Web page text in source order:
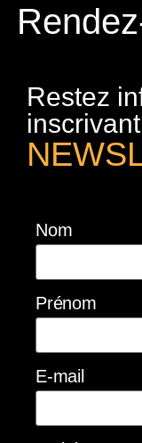
Restez
Nom
Prénom
E-mail